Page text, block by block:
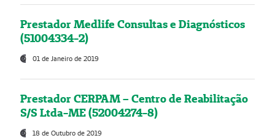
Prestador Medlife Consultas e Diagnósticos
(51004334-2)
01 de Janeiro de 2019
Prestador CERPAM – Centro de Reabilitação
S/S Ltda-ME (52004274-8)
18 de Outubro de 2019